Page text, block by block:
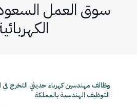
سوق العمل
وظائف مهندسين كهرباء حديثي التخرج
التوظيف الهندسية بالمملكة